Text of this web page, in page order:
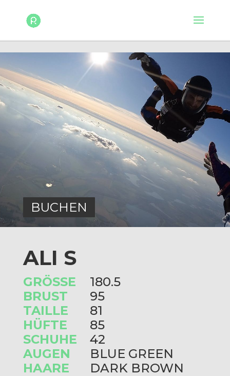
BUCHEN
ALI S
GRÖSSE
BRUST
TAILLE
HÜFTE
SCHUHE
AUGEN
HAARE
180.5
95
81
85
42
BLUE GREEN
DARK BROWN